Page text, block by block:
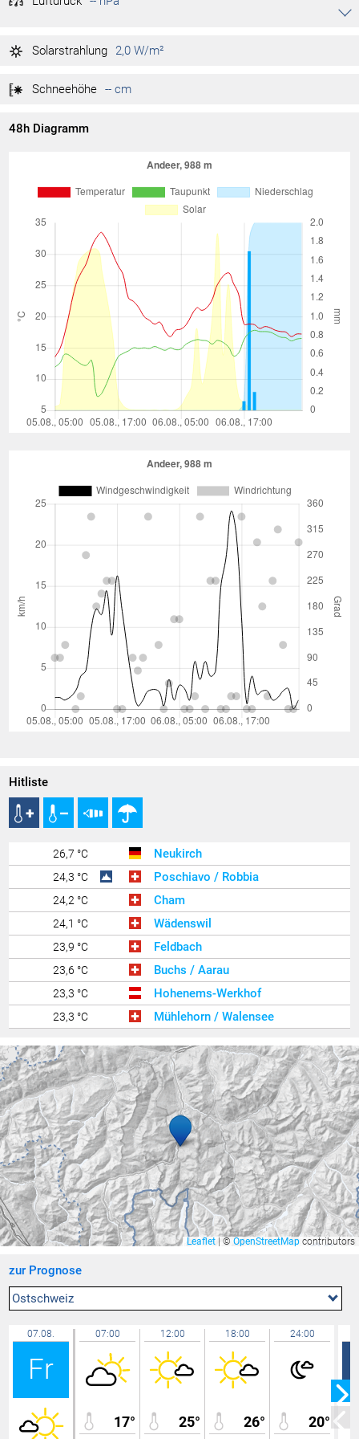
Akkordeon auf-/zuklappen
-- hPa
Tag max.
Solarstrahlung 2,0 W/m²
Schneehöhe -- cm
48h Diagramm
Hitliste
26,7 °C Neukirch
24,3 °C Poschiavo / Robbia
24,2 °C Cham
24,1 °C Wädenswil
23,9 °C Feldbach
23,6 °C Buchs / Aarau
23,3 °C Hohenems-Werkhof
23,3 °C Mühlehorn / Walensee
23,2 °C Klaus
23,1 °C Wolfurt
23,0 °C Zürich / Affoltern
23,0 °C Lachen / Galgenen
22,9 °C Riedt bei Erlen
22,9 °C Feldkirch Gisingen
22,8 °C Bregenz Mehrerau
22,8 °C Widnau
22,8 °C Götzis
22,8 °C
22,8 °C
22,7 °C Lochau Süd Berg
22,7 °C Rüti
22,7 °C Weiler
22,6 °C Bregenz Süd
22,6 °C Bassersdorf
Leaflet © OpenStreetMap contributors
zur Prognose
Ostschweiz
07.08.
Fr
07:00
17°
12:00
25°
18:00
26°
24:00
20°